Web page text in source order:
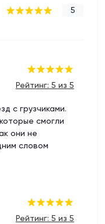
5
Рейтинг: 5 из 5
с грузчиками.
смогли
они не
словом
Рейтинг: 5 из 5